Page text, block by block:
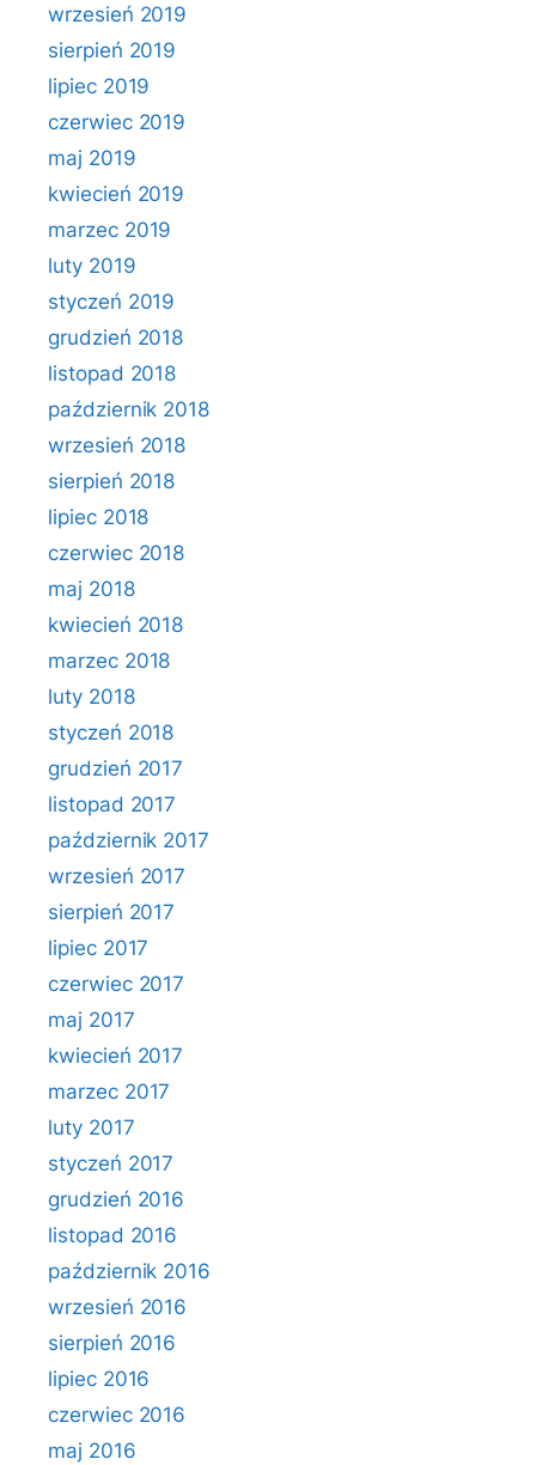
wrzesień 2019
sierpień 2019
lipiec 2019
czerwiec 2019
maj 2019
kwiecień 2019
marzec 2019
luty 2019
styczeń 2019
grudzień 2018
listopad 2018
październik 2018
wrzesień 2018
sierpień 2018
lipiec 2018
czerwiec 2018
maj 2018
kwiecień 2018
marzec 2018
luty 2018
styczeń 2018
grudzień 2017
listopad 2017
październik 2017
wrzesień 2017
sierpień 2017
lipiec 2017
czerwiec 2017
maj 2017
kwiecień 2017
marzec 2017
luty 2017
styczeń 2017
grudzień 2016
listopad 2016
październik 2016
wrzesień 2016
sierpień 2016
lipiec 2016
czerwiec 2016
maj 2016